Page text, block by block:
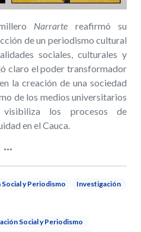
Narrarte reafirmó su
de un periodismo cultural
sociales, culturales y
claro el poder transformador
la creación de una sociedad
de los medios universitarios
los procesos de
en el Cauca.
y Periodismo
Investigación
Social y Periodismo